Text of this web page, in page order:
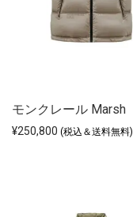
モンクレール Marsh
¥250,800 (税込＆送料無料)